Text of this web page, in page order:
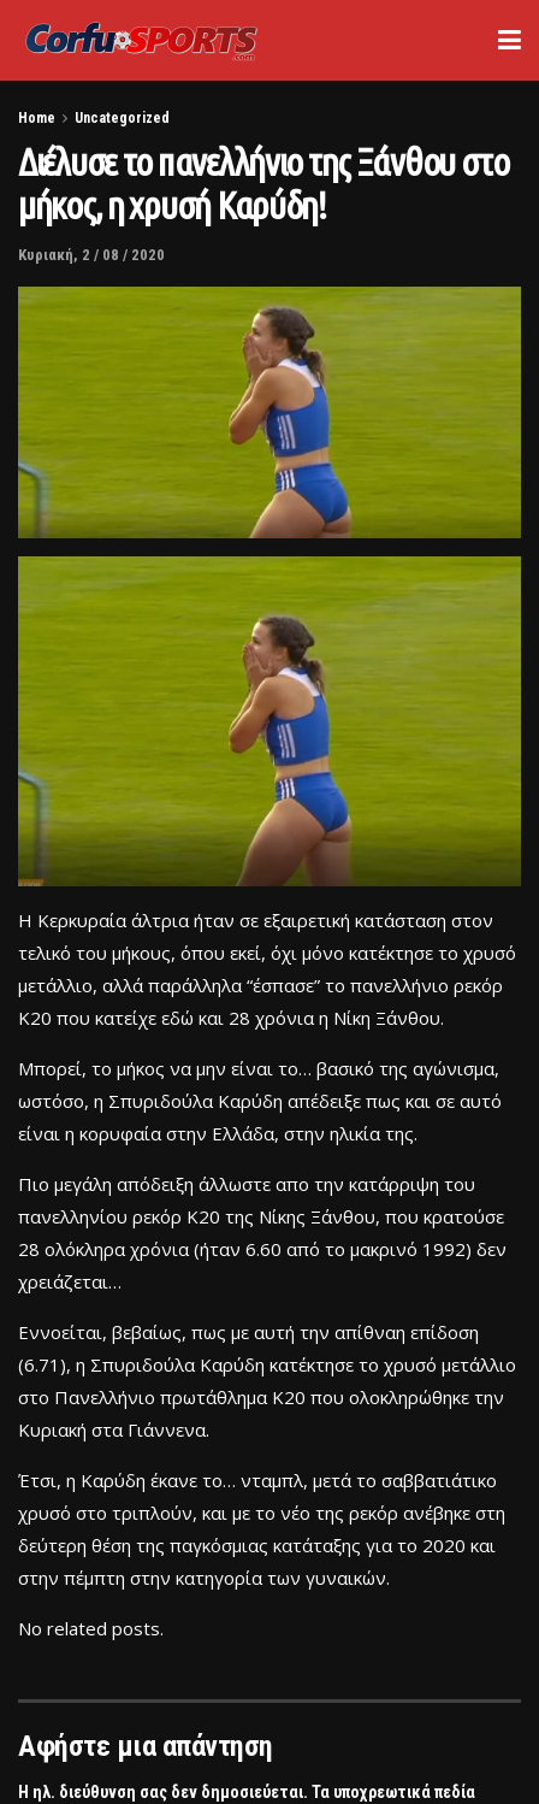
Home Uncategorized
Διέλυσε το πανελλήνιο της Ξάνθου στο
μήκος, η χρυσή Καρύδη!
Κυριακή, 2 / 08 / 2020
Η Κερκυραία άλτρια ήταν σε εξαιρετική κατάσταση στον
τελικό του μήκους, όπου εκεί, όχι μόνο κατέκτησε το χρυσό
μετάλλιο, αλλά παράλληλα “έσπασε” το πανελλήνιο ρεκόρ
Κ20 που κατείχε εδώ και 28 χρόνια η Νίκη Ξάνθου.
Μπορεί, το μήκος να μην είναι το… βασικό της αγώνισμα,
ωστόσο, η Σπυριδούλα Καρύδη απέδειξε πως και σε αυτό
είναι η κορυφαία στην Ελλάδα, στην ηλικία της.
Πιο μεγάλη απόδειξη άλλωστε απο την κατάρριψη του
πανελληνίου ρεκόρ Κ20 της Νίκης Ξάνθου, που κρατούσε
28 ολόκληρα χρόνια (ήταν 6.60 από το μακρινό 1992) δεν
χρειάζεται…
Εννοείται, βεβαίως, πως με αυτή την απίθναη επίδοση
(6.71), η Σπυριδούλα Καρύδη κατέκτησε το χρυσό μετάλλιο
στο Πανελλήνιο πρωτάθλημα Κ20 που ολοκληρώθηκε την
Κυριακή στα Γιάννενα.
Έτσι, η Καρύδη έκανε το… νταμπλ, μετά το σαββατιάτικο
χρυσό στο τριπλούν, και με το νέο της ρεκόρ ανέβηκε στη
δεύτερη θέση της παγκόσμιας κατάταξης για το 2020 και
στην πέμπτη στην κατηγορία των γυναικών.
No related posts.
Αφήστε μια απάντηση
Η ηλ. διεύθυνση σας δεν δημοσιεύεται. Τα υποχρεωτικά πεδία